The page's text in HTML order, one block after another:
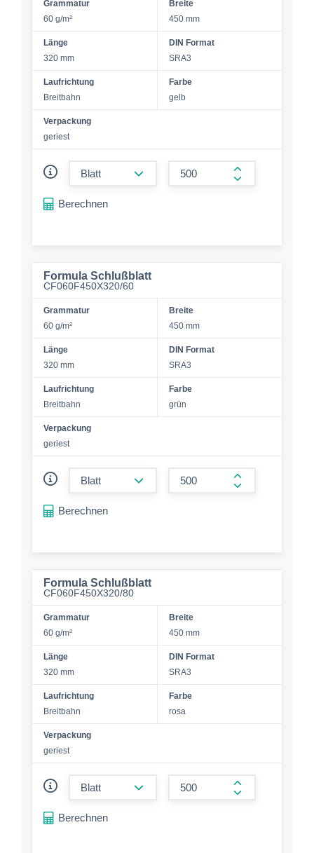
Grammatur
60 g/m²
Breite
450 mm
Länge
320 mm
DIN Format
SRA3
Laufrichtung
Breitbahn
Farbe
gelb
Verpackung
geriest
form.increase-
Berechnen
Formula Schlußblatt
CF060F450X320/60
Grammatur
60 g/m²
Breite
450 mm
Länge
320 mm
DIN Format
SRA3
Laufrichtung
Breitbahn
Farbe
grün
Verpackung
geriest
form.increase-
Berechnen
Formula Schlußblatt
CF060F450X320/80
Grammatur
60 g/m²
Breite
450 mm
Länge
320 mm
DIN Format
SRA3
Laufrichtung
Breitbahn
Farbe
rosa
Verpackung
geriest
form.increase-
Berechnen